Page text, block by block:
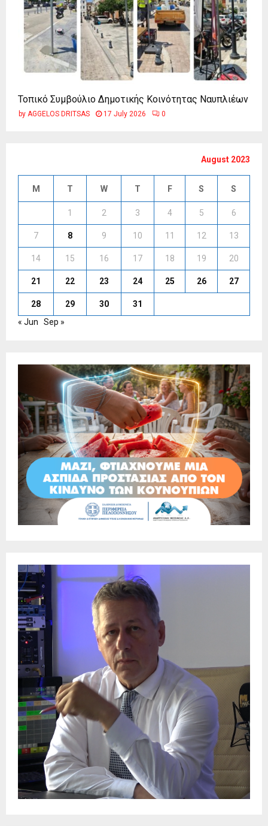
Τοπικό Συμβούλιο Δημοτικής Κοινότητας Ναυπλιέων
by AGGELOS DRITSAS 17 July 2026 0
August 2023
M T W T F S S
1 2 3 4 5 6
7 8 9 10 11 12 13
14 15 16 17 18 19 20
21 22 23 24 25 26 27
28 29 30
31
« Jun
Sep »